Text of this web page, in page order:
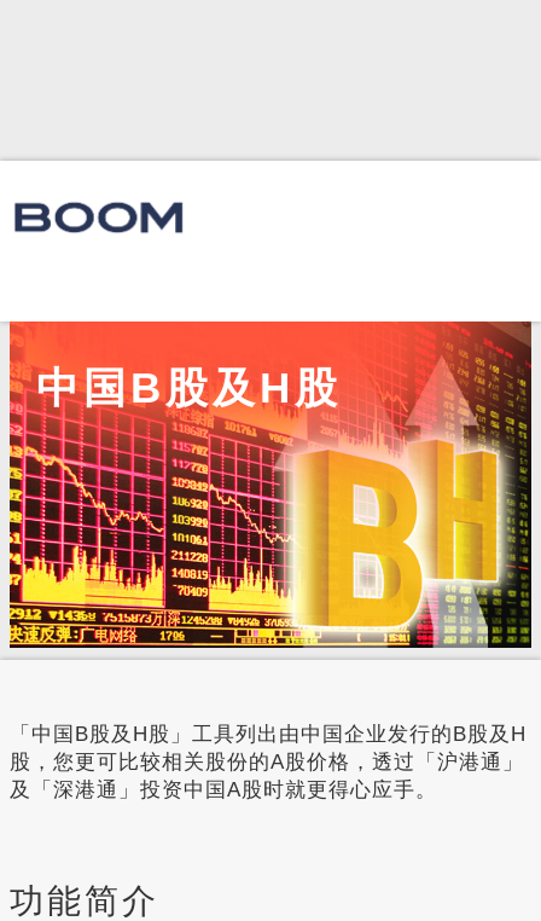
中国B股及H股
「中国B股及H股」工具列出由中国企业发行的B股及H
股，您更可比较相关股份的A股价格，透过「沪港通」
及「深港通」投资中国A股时就更得心应手。
功能简介